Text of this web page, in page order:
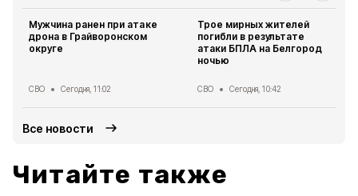
Мужчина ранен при атаке
дрона в Грайворонском
округе
СВО Сегодня, 11:02
Трое мирных жителей
погибли в результате
атаки БПЛА на Белгород
ночью
СВО Сегодня, 10:42
Все новости
Читайте также